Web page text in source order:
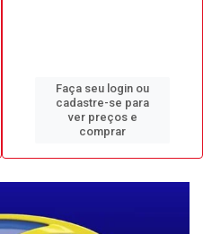
Faça seu login ou
cadastre-se para
ver preços e
comprar